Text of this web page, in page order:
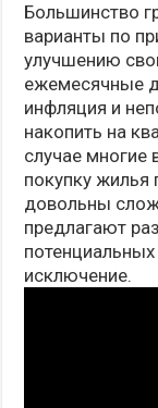
Большинство
варианты по
улучшению
ежемесячные
инфляция и
накопить на
случае многие
покупку жилья
довольны
предлагают
исключение.